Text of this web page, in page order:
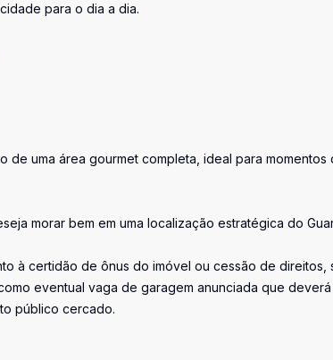
para o dia a dia.
uma área gourmet completa, ideal para momentos
morar bem em uma localização estratégica do
à certidão de ônus do imóvel ou cessão de direitos,
eventual vaga de garagem anunciada que
público cercado.